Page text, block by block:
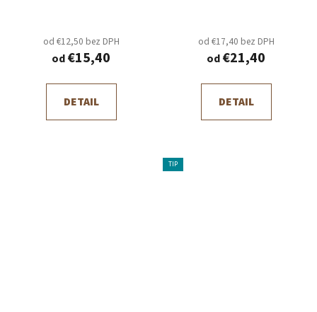
od €12,50 bez DPH
od€15,40
DETAIL
od €17,40 bez DPH
od€21,40
DETAIL
TIP